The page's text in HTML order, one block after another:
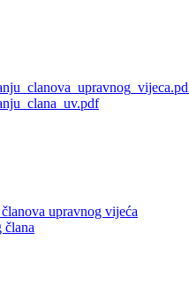
upravnog vijeća
člana